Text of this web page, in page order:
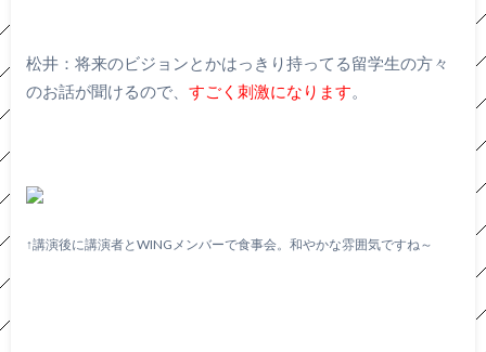
松井：将来のビジョンとかはっきり持ってる留学生の方々
のお話が聞けるので、 すごく刺激になります。
↑講演後に講演者とWINGメンバーで食事会。和やかな雰囲気ですね～